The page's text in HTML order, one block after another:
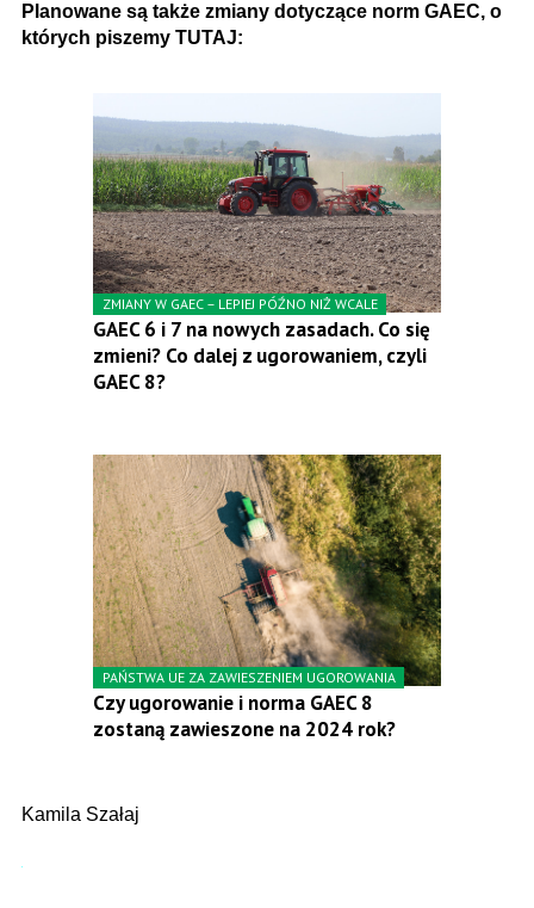
Planowane są także zmiany dotyczące norm GAEC, o
których piszemy TUTAJ:
ZMIANY W GAEC – LEPIEJ PÓŹNO NIŻ WCALE
GAEC 6 i 7 na nowych zasadach. Co się
zmieni? Co dalej z ugorowaniem, czyli
GAEC 8?
PAŃSTWA UE ZA ZAWIESZENIEM UGOROWANIA
Czy ugorowanie i norma GAEC 8
zostaną zawieszone na 2024 rok?
Kamila Szałaj